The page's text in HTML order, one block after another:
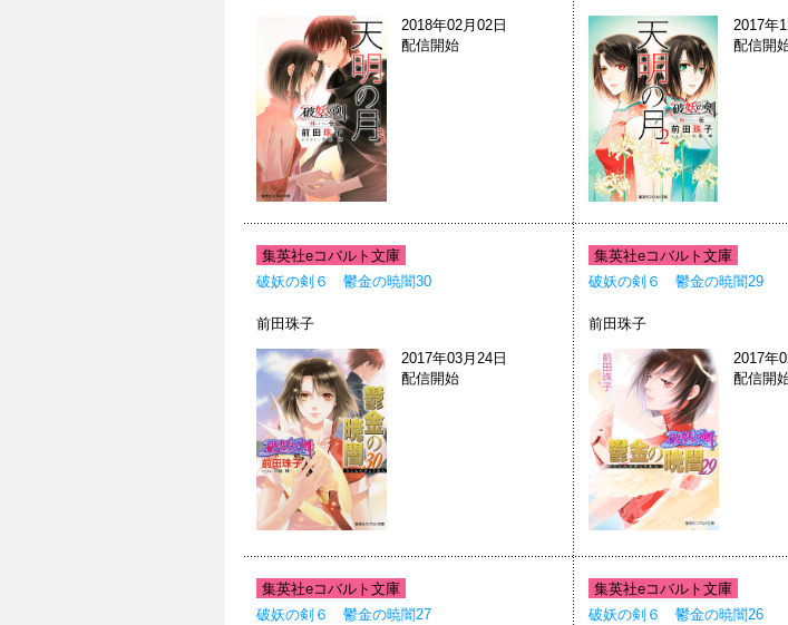
2018年02月02日
配信開始
2017年
配信開
集英社eコバルト文庫
破妖の剣６ 鬱金の暁闇30
前田珠子
2017年03月24日
配信開始
集英社eコバルト文庫
破妖の剣６ 鬱金の暁闇29
前田珠子
2017年
配信開
集英社eコバルト文庫
破妖の剣６ 鬱金の暁闇27
集英社eコバルト文庫
破妖の剣６ 鬱金の暁闇26